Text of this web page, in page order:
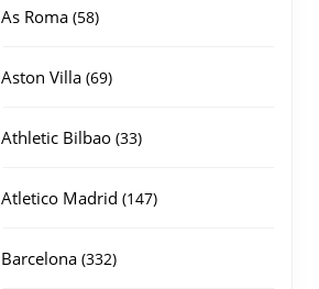
As Roma 5858
Aston Villa 6969
Athletic Bilbao 3333
Atletico Madrid 147147
Barcelona 332332